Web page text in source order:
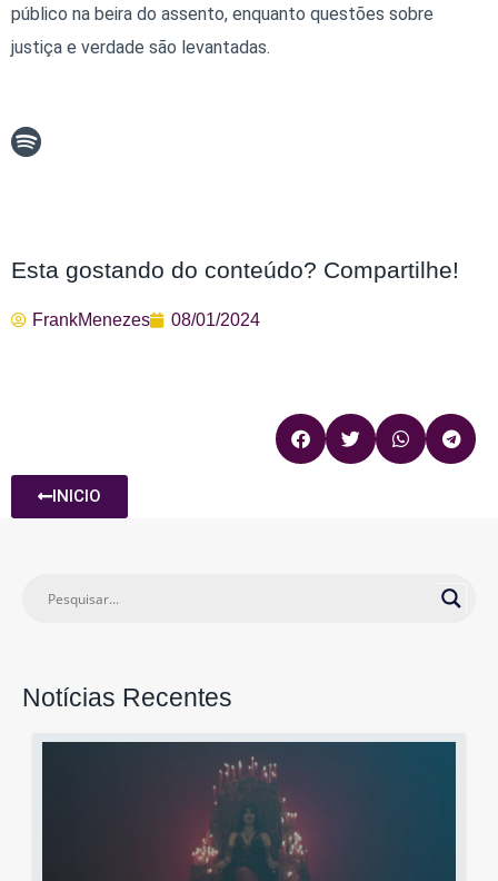
público na beira do assento, enquanto questões sobre
justiça e verdade são levantadas.
Esta gostando do conteúdo? Compartilhe!
FrankMenezes 08/01/2024
INICIO
Notícias Recentes